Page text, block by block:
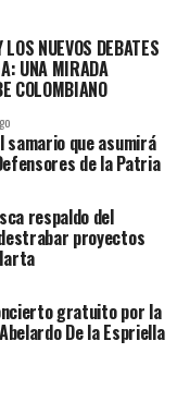
NUEVOS DEBATES
UNA MIRADA
COLOMBIANO
samario que asumirá
de la Patria
respaldo del
proyectos
gratuito por la
De la Espriella